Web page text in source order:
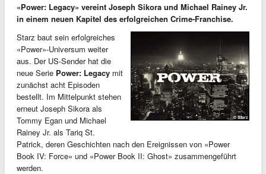
«Power: Legacy» vereint Joseph Sikora und Michael Rainey Jr.
in einem neuen Kapitel des erfolgreichen Crime-Franchise.
Starz baut sein erfolgreiches
«Power»-Universum weiter
aus. Der US-Sender hat die
neue Serie Power: Legacy mit
zunächst acht Episoden
bestellt. Im Mittelpunkt stehen
erneut Joseph Sikora als
Tommy Egan und Michael
Rainey Jr. als Tariq St.
Patrick, deren Geschichten nach den Ereignissen von «Power
Book IV: Force» und «Power Book II: Ghost» zusammengeführt
werden.